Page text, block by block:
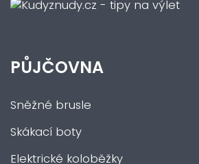
PŮJČOVNA
Sněžné brusle
Skákací boty
Elektrické koloběžky